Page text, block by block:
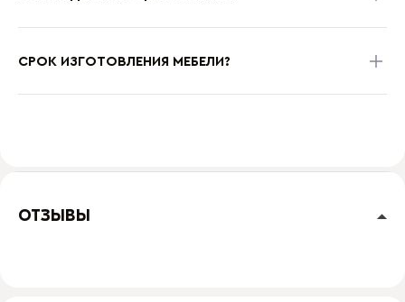
СРОК ИЗГОТОВЛЕНИЯ МЕБЕЛИ?
ОТЗЫВЫ